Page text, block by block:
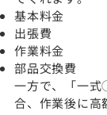
基本料金
出張費
作業料金
部品交換費
一方で、「一
合、作業後に高